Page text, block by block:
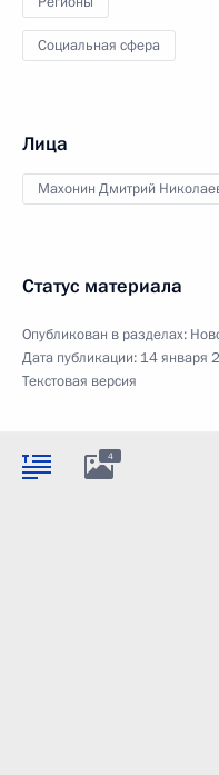
Социальная сфера
Лица
Махонин Дмитрий
Статус материала
Опубликован в разделах:
Дата публикации: 14 января
Текстовая версия
4